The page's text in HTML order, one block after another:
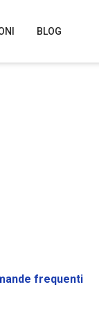
BLOG
frequenti